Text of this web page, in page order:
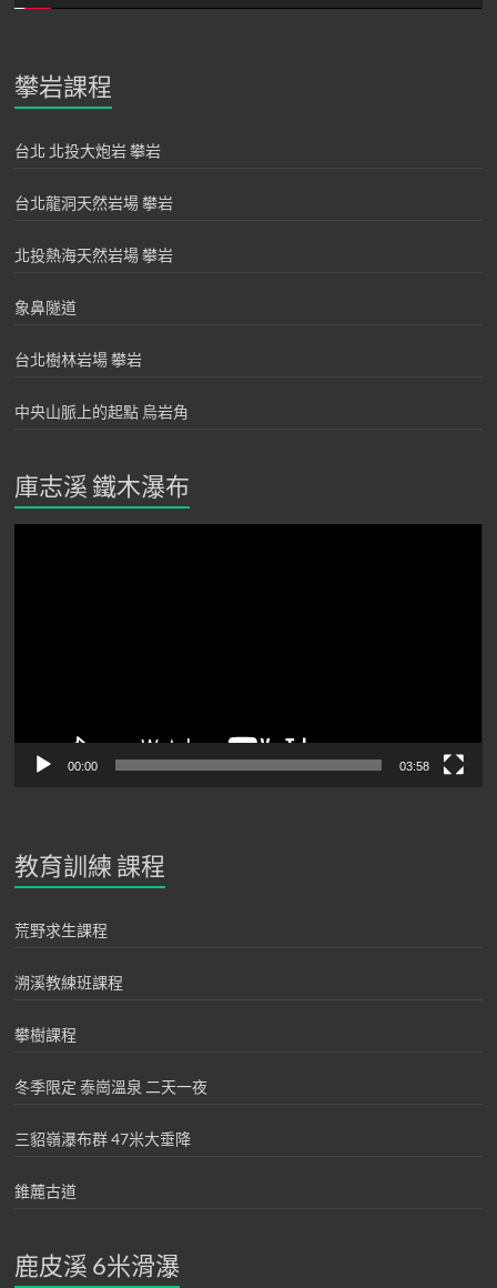
攀岩課程
台北 北投大炮岩 攀岩
台北龍洞天然岩場 攀岩
北投熱海天然岩場 攀岩
象鼻隧道
台北樹林岩場 攀岩
中央山脈上的起點 烏岩角
庫志溪 鐵木瀑布
00:00 03:58
教育訓練 課程
荒野求生課程
溯溪教練班課程
攀樹課程
冬季限定 泰崗溫泉 二天一夜
三貂嶺瀑布群 47米大垂降
錐麓古道
鹿皮溪 6米滑瀑